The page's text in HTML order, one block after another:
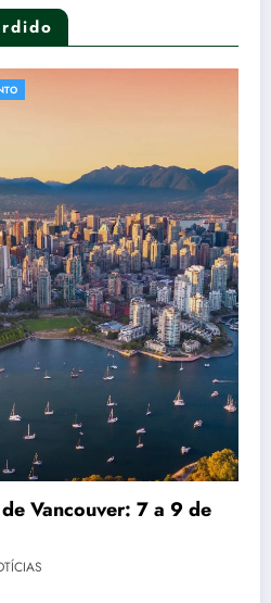
Vancouver: 7 a 9 de